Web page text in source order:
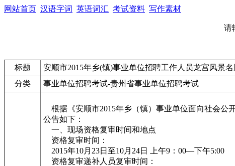
网站首页 汉语字词 英语词汇 考试资料 写作素材
请
标题
安顺市2015年乡(镇)事业单位招聘工作人员龙宫风景
分类
事业单位招聘考试-贵州省事业单位招聘考试
根据《安顺市2015年乡（镇）事业单位面向社会公
公告如下：
一、现场资格复审时间和地点
资格复审时间：
2015年10月23日至10月24日 上午9：00—下午5:00
资格复审递补人员复审时间：